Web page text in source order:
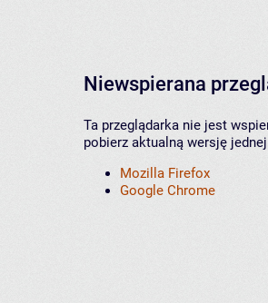
Niewspierana
Ta przeglądarka nie jest
pobierz aktualną wersję
Mozilla Firefox
Google Chrome